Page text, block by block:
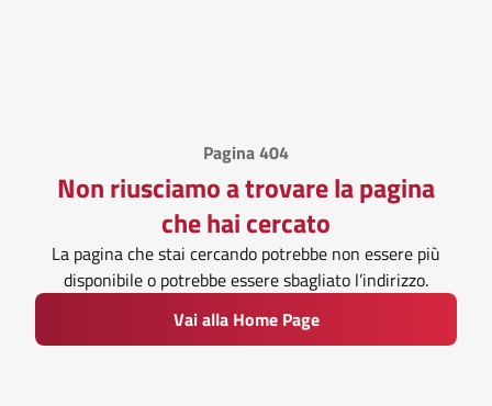
Pagina 404
Non riusciamo a trovare la pagina
che hai cercato
La pagina che stai cercando potrebbe non essere più
disponibile o potrebbe essere sbagliato l’indirizzo.
Vai alla Home Page